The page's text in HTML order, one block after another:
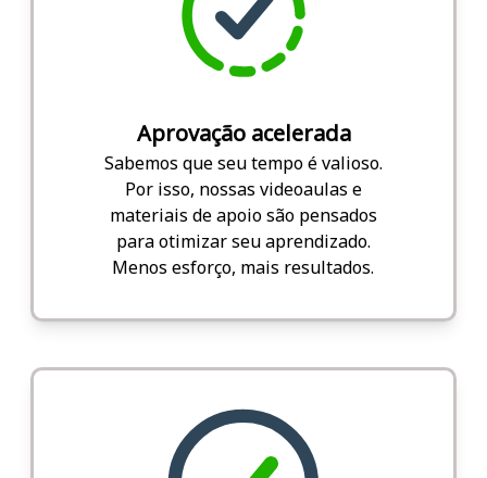
Aprovação acelerada
Sabemos que seu tempo é valioso.
Por isso, nossas videoaulas e
materiais de apoio são pensados
para otimizar seu aprendizado.
Menos esforço, mais resultados.